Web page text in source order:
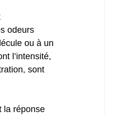
odeurs
ou à un
l’intensité,
sont
la réponse